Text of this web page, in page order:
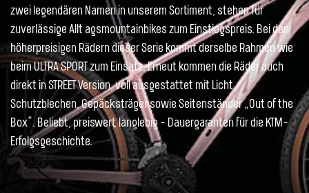
zwei legendären Namen in unserem Sortiment, stehen für
zuverlässige Allt agsmountainbikes zum Einstiegspreis. Bei den
höherpreisigen Rädern dieser Serie kommt derselbe Rahmen wie
beim ULTRA SPORT zum Einsatz. Erneut kommen die Räder auch
direkt in STREET Version, voll ausgestattet mit Licht,
Schutzblechen, Gepäcksträger sowie Seitenständer „Out of the
Box“. Beliebt, preiswert, langlebig - Dauergaranten für die KTM-
Erfolgsgeschichte.